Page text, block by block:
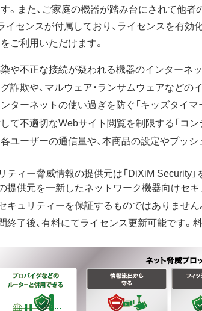
。また、ご家庭の機器が踏み台にされて他
イセンスが付属しており、ライセンスを有
ご利用いただけます。
や不正な接続が疑われる機器のインターネ
詐欺や、マルウェア・ランサムウェアなど
ターネットの使い過ぎを防ぐ「キッズタイマ
て不適切なWebサイト閲覧を制限する「コン
ユーザーの通信量や、本商品の設定やプッ
ティー脅威情報の提供元は「DiXiM Security
提供元を一新したネットワーク機器向けセ
キュリティーを保証するものではありません
終了後、有料にてライセンス更新可能です。